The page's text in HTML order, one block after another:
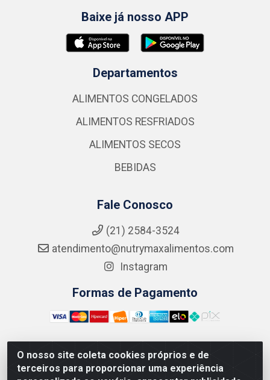
O nosso site coleta cookies próprios e de
terceiros para proporcionar uma experiência
Baixe já nosso APP
Departamentos
ALIMENTOS CONGELADOS
ALIMENTOS RESFRIADOS
ALIMENTOS SECOS
BEBIDAS
Fale Conosco
(21) 2584-3524
atendimento@nutrymaxalimentos.com
Instagram
Formas de Pagamento
NUTRY MAX COMÉRCIO DE PRODUTOS ALIMENTICIOS
LTDA - RUA DO FEIJÃO, 721 PENHA CIRCULAR/RJ -